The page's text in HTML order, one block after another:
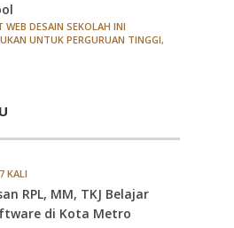
WEB DESAIN SEKOLAH INI
UNTUK PERGURUAN TINGGI,
KALI
RPL, MM, TKJ Belajar
di Kota Metro